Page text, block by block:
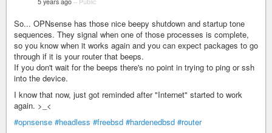
So... OPNsense has those nice beepy shutdown and startup tone
sequences. They signal when one of those processes is complete,
so you know when it works again and you can expect packages to go
through if it is your router that beeps.
If you don't wait for the beeps there's no point in trying to ping or ssh
into the device.
I know that now, just got reminded after "Internet" started to work
again. >_<
#opnsense #headless #freebsd #hardenedbsd #router